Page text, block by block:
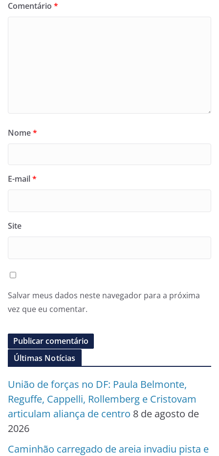
Comentário *
Nome*
E-mail*
Site
Salvar meus dados neste navegador para a próxima
vez que eu comentar.
Últimas Notícias
União de forças no DF: Paula Belmonte,
Reguffe, Cappelli, Rollemberg e Cristovam
articulam aliança de centro 8 de agosto de
2026
Caminhão carregado de areia invadiu pista e